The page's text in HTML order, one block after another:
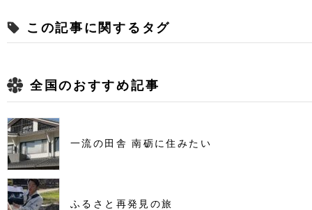
この記事に関するタグ
全国のおすすめ記事
一流の田舎 南砺に住みたい
ふるさと再発見の旅